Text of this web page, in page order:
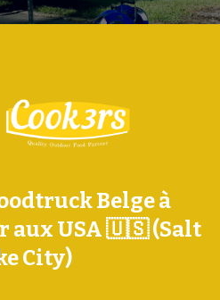
Belge à
aux USA 🇺🇸 (Salt
City)